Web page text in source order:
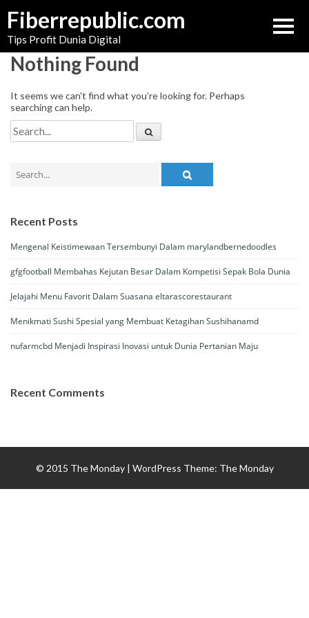
content
Fiberrepublic.com
Tips Profit Dunia Digital
Nothing Found
It seems we can’t find what you’re looking for. Perhaps
searching can help.
Search
for:
for:
Recent Posts
Mengenal Keistimewaan Tersembunyi Dalam marylandbernedoodles
gfgfootball Membahas Kejutan Besar Dalam Kompetisi Sepak Bola Dunia
Jelajahi Menu Favorit Dalam Suasana eltarascorestaurant
Menikmati Sushi Spesial yang Membuat Ketagihan Sushihanamd
nufarmcbd Menjadi Inspirasi Inovasi untuk Dunia Pertanian Maju
Recent Comments
© 2015 The Monday | WordPress Theme: The Monday